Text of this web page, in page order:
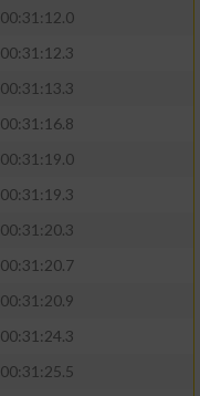
00:31:12.0
00:31:12.3
00:31:13.3
00:31:16.8
00:31:19.0
00:31:19.3
00:31:20.3
00:31:20.7
00:31:20.9
00:31:24.3
00:31:25.5